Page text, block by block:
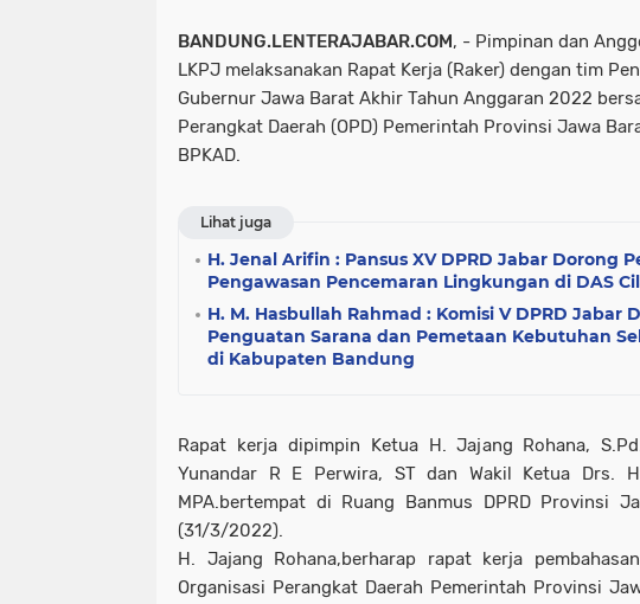
BANDUNG.LENTERAJABAR.COM, - Pimpinan dan
LKPJ melaksanakan Rapat Kerja (Raker) dengan tim
Gubernur Jawa Barat Akhir Tahun Anggaran 2022
Perangkat Daerah (OPD) Pemerintah Provinsi Jawa
BPKAD.
Lihat juga
H. Jenal Arifin : Pansus XV DPRD Jabar Dorong
Pengawasan Pencemaran Lingkungan di DAS
H. M. Hasbullah Rahmad : Komisi V DPRD Jabar
Penguatan Sarana dan Pemetaan Kebutuhan
di Kabupaten Bandung
Rapat kerja dipimpin Ketua H. Jajang Rohana,
Yunandar R E Perwira, ST dan Wakil Ketua Drs.
MPA.bertempat di Ruang Banmus DPRD Provinsi
(31/3/2022).
H. Jajang Rohana,berharap rapat kerja
Organisasi Perangkat Daerah Pemerintah Provinsi